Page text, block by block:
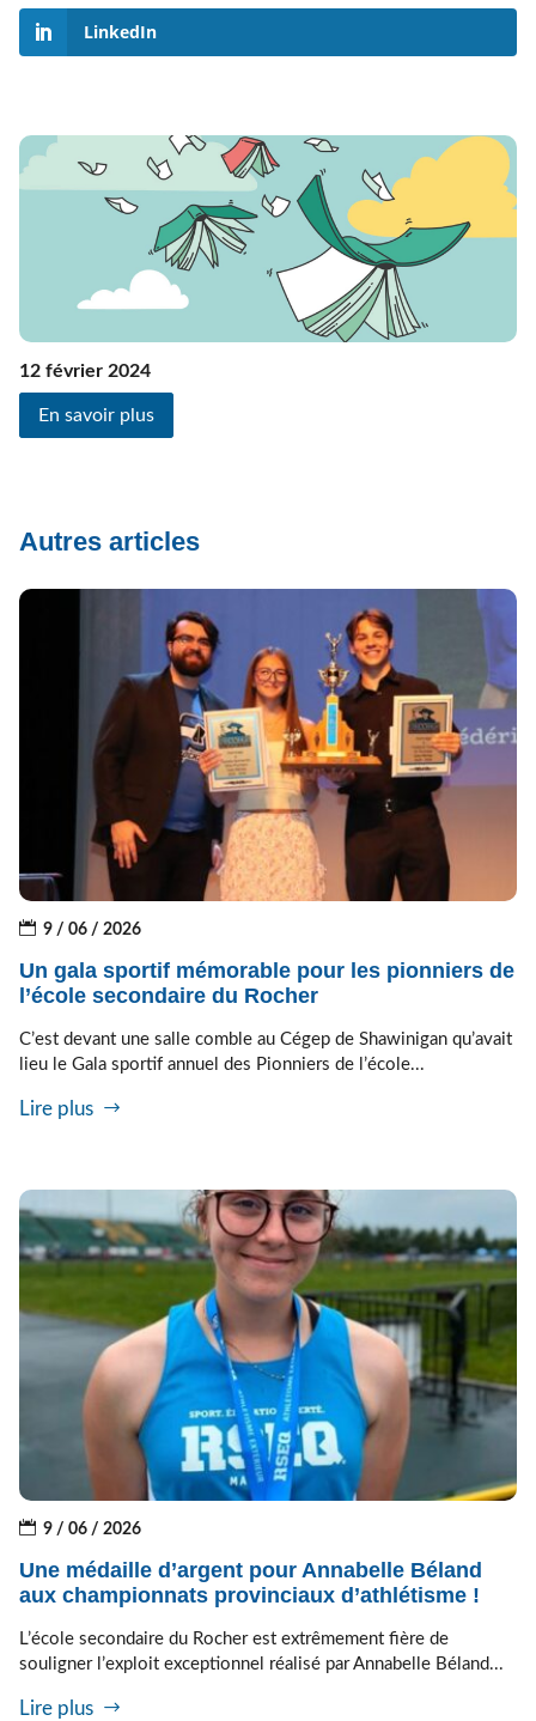
LinkedIn
12 février 2024
En savoir plus
Autres articles
9 / 06 / 2026
Un gala sportif mémorable pour les pionniers de
l’école secondaire du Rocher
C’est devant une salle comble au Cégep de Shawinigan qu’avait
lieu le Gala sportif annuel des Pionniers de l’école...
Lire plus
9 / 06 / 2026
Une médaille d’argent pour Annabelle Béland
aux championnats provinciaux d’athlétisme !
L’école secondaire du Rocher est extrêmement fière de
souligner l’exploit exceptionnel réalisé par Annabelle Béland...
Lire plus